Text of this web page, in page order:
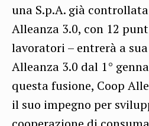
una S.p.A. già
Alleanza 3.0, con 12
lavoratori – entrerà a
Alleanza 3.0 dal 1°
questa fusione, Coop
il suo impegno per